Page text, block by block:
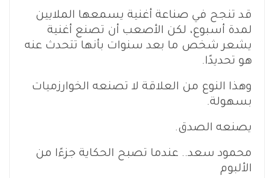
قد تنجح في صناعة أغنية يسمعها الملايين
لمدة أسبوع، لكن الأصعب أن تصنع أغنية
يشعر شخص ما بعد سنوات بأنها تتحدث عنه
هو تحديدًا.
وهذا النوع من العلاقة لا تصنعه الخوارزميات
بسهولة.
يصنعه الصدق.
محمود سعد.. عندما تصبح الحكاية جزءًا من
الألبوم